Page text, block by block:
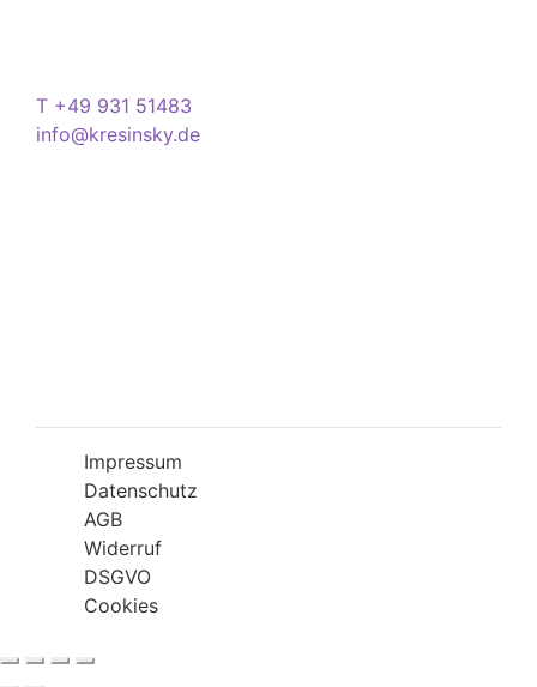
T +49 931 51483
info@kresinsky.de
Impressum
Datenschutz
AGB
Widerruf
DSGVO
Cookies